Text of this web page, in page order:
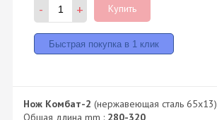
- + Купить
Нож Комбат-2 (нержавеющая сталь 65х13)
Общая длина mm : 280-320